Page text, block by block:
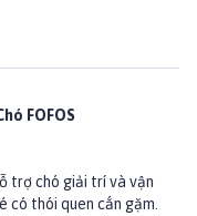
FOFOS
trợ chó giải trí và vận
có thói quen cắn gặm.